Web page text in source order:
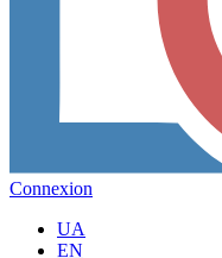
Connexion
UA
EN